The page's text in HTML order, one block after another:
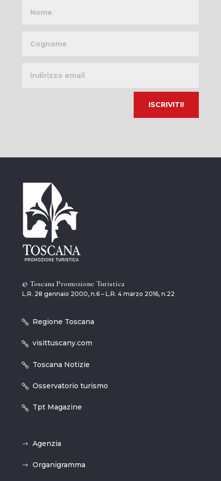
email
© Toscana Promozione Turistica
L.R. 28 gennaio 2000, n.6 – L.R. 4 marzo 2016, n.22
Regione Toscana
visittuscany.com
Toscana Notizie
Osservatorio turismo
Tpt Magazine
Agenzia
Organigramma